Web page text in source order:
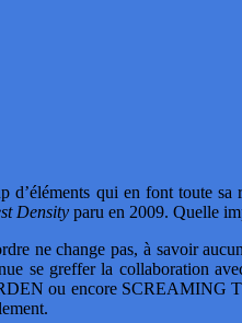
qui en font toute
Density paru en 2009. Quelle
ne change pas, à savoir
se greffer la collaboration
ou encore SCREAMING